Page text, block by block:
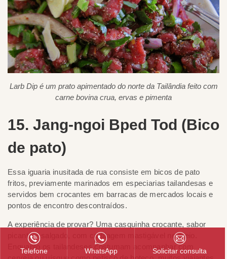
Larb Dip é um prato apimentado do norte da Tailândia feito com
carne bovina crua, ervas e pimenta
15. Jang-ngoi Bped Tod (Bico
de pato)
Essa iguaria inusitada de rua consiste em bicos de pato
fritos, previamente marinados em especiarias tailandesas e
servidos bem crocantes em barracas de mercados locais e
pontos de encontro descontraídos.
A experiência de provar? Uma casquinha crocante, sabor
picante e salgado, com cartilagem mastigável no meio.
Enquanto os tailandeses costumam acompanhar com
Telefone WhatsApp Solicitar consulta